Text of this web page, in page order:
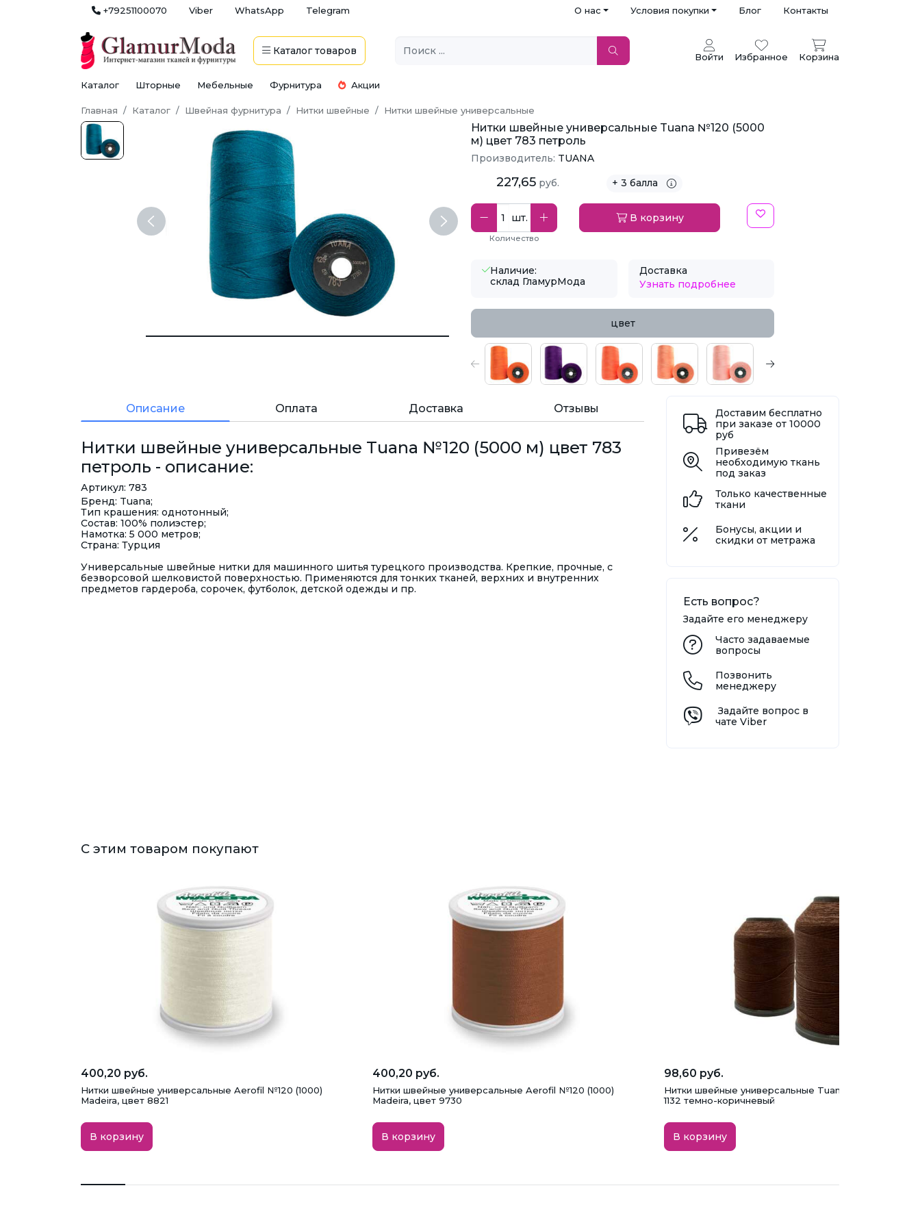
+79251100070 Viber WhatsApp Telegram О нас Условия покупки Блог Контакты
Каталог товаров Войти Избранное Корзина
Каталог Шторные Мебельные Фурнитура Акции
Главная Каталог Швейная фурнитура Нитки швейные Нитки швейные универсальные
Previous Next
Нитки швейные универсальные Tuana №120 (5000
м) цвет 783 петроль
Производитель: TUANA
227,65 руб. + 3 балла
шт.
Количество
В корзину
Наличие:
склад ГламурМода
Доставка
Узнать подробнее
цвет
Описание Оплата Доставка Отзывы
Нитки швейные универсальные Tuana №120 (5000 м) цвет 783
петроль - описание:
Артикул: 783
Бренд: Tuana;
Тип крашения: однотонный;
Состав: 100% полиэстер;
Намотка: 5 000 метров;
Страна: Турция
Универсальные швейные нитки для машинного шитья турецкого производства. Крепкие, прочные, с
безворсовой шелковистой поверхностью. Применяются для тонких тканей, верхних и внутренних
предметов гардероба, сорочек, футболок, детской одежды и пр.
Доставим бесплатно
при заказе от 10000
руб
Привезём
необходимую ткань
под заказ
Только качественные
ткани
Бонусы, акции и
скидки от метража
Есть вопрос?
Задайте его менеджеру
Часто задаваемые
вопросы
Позвонить
менеджеру
Задайте вопрос в
чате Viber
С этим товаром покупают
400,20 руб.
Нитки швейные универсальные Aerofil №120 (1000)
Madeira, цвет 8821
В корзину
400,20 руб.
Нитки швейные универсальные Aerofil №120 (1000)
Madeira, цвет 9730
В корзину
98,60 руб.
Нитки швейные универсальные Tuana №120 (450 м)
1132 темно-коричневый
В корзину